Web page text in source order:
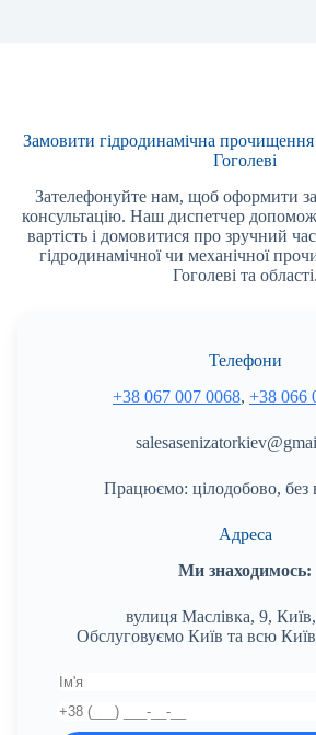
Замовити гідродинамічна прочищення
Гоголеві
Зателефонуйте нам, щоб оформити
консультацію. Наш диспетчер
вартість і домовитися про зручний
гідродинамічної чи механічної
Гоголеві та області.
Телефони
+38 067 007 0068, +38 066
Працюємо: цілодобово, без
Адреса
Ми знаходимось:
вулиця Маслівка, 9,
Обслуговуємо Київ та всю